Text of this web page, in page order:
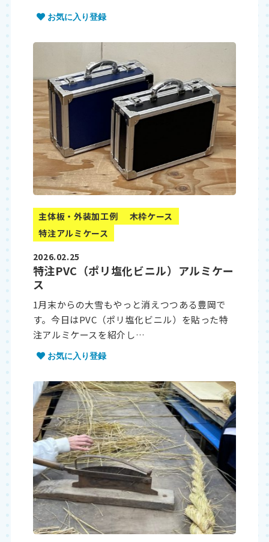
お気に入り登録
主体板・外装加工例
木枠ケース
特注アルミケース
2026.02.25
特注PVC（ポリ塩化ビニル）アルミケー
ス
1月末からの大雪もやっと消えつつある豊岡で
す。今日はPVC（ポリ塩化ビニル）を貼った特
注アルミケースを紹介し…
お気に入り登録